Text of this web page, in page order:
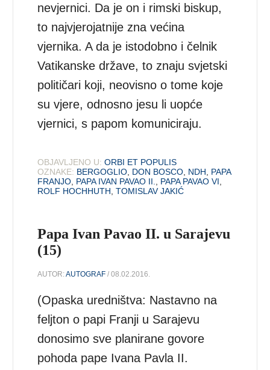
nevjernici. Da je on i rimski biskup,
to najvjerojatnije zna većina
vjernika. A da je istodobno i čelnik
Vatikanske države, to znaju svjetski
političari koji, neovisno o tome koje
su vjere, odnosno jesu li uopće
vjernici, s papom komuniciraju.
OBJAVLJENO U: ORBI ET POPULIS
OZNAKE: BERGOGLIO DON BOSCO NDH
PAPA
FRANJO PAPA IVAN PAVAO II. PAPA PAVAO VI
ROLF HOCHHUTH ,TOMISLAV JAKIĆ
Papa Ivan Pavao II. u Sarajevu
(15)
AUTOR:AUTOGRAF / 08.02.2016.
(Opaska uredništva: Nastavno na
feljton o papi Franji u Sarajevu
donosimo sve planirane govore
pohoda pape Ivana Pavla II.